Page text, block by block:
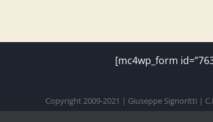
[mc4wp_form
Copyright 2009-2021 | Giuseppe Signoritti |